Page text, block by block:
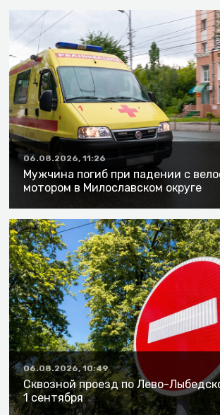
06.08.2026, 11:26
Мужчина погиб при падении с
мотором в Милославском округе
06.08.2026, 10:49
Сквозной проезд по Лево-
1 сентября